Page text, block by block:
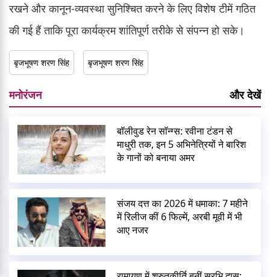
रखने और कानून-व्यवस्था सुनिश्चित करने के लिए विशेष टीमें गठित
की गई हैं ताकि पूरा कार्यक्रम शांतिपूर्ण तरीके से संपन्न हो सके।
बृजभूषण शरण सिंह बृजभूषण शरण सिंह
मनोरंजन और देखें
बॉलीवुड रेन सॉन्ग्स: रवीना टंडन से
माधुरी तक, इन 5 अभिनेत्रियों ने बारिश
के गानों को बनाया अमर
संजय दत्त का 2026 में धमाका: 7 महीने
में रिलीज कीं 6 फिल्में, अरबी मूवी में भी
आए नजर